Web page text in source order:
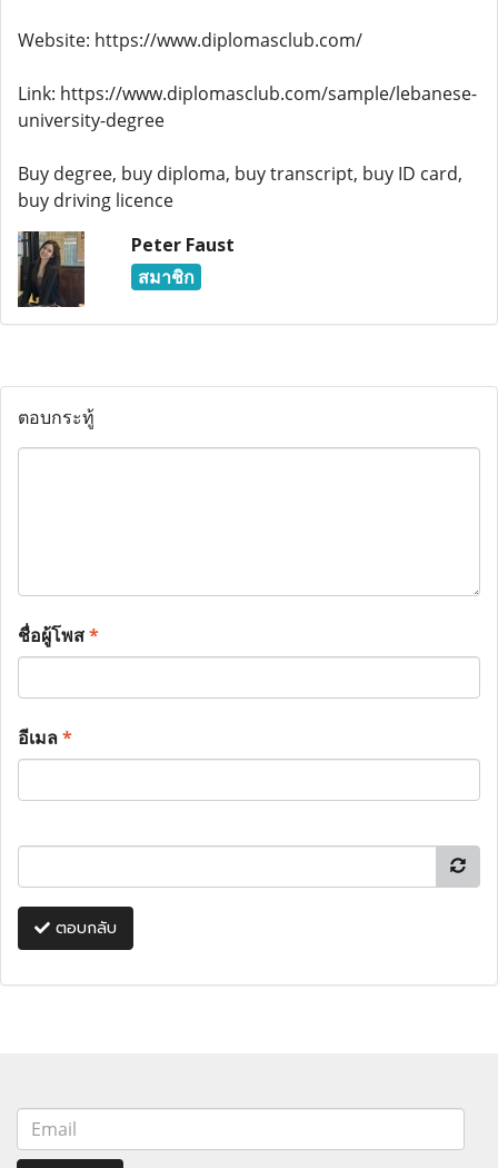
Website: https://www.diplomasclub.com/
Link: https://www.diplomasclub.com/sample/lebanese-
university-degree
Buy degree, buy diploma, buy transcript, buy ID card,
buy driving licence
Peter Faust
สมาชิก
ตอบกระทู้
ชื่อผู้โพส*
อีเมล*
ตอบกลับ